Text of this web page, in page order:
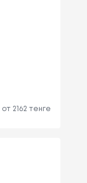
от 2162 тенге